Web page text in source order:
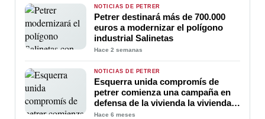
NOTICIAS DE PETRER
Petrer destinará más de 700.000
euros a modernizar el polígono
industrial Salinetas
Hace 2 semanas
NOTICIAS DE PETRER
Esquerra unida compromís de
petrer comienza una campaña en
defensa de la vivienda la vivienda
es un dret, no un negoci
Hace 6 meses